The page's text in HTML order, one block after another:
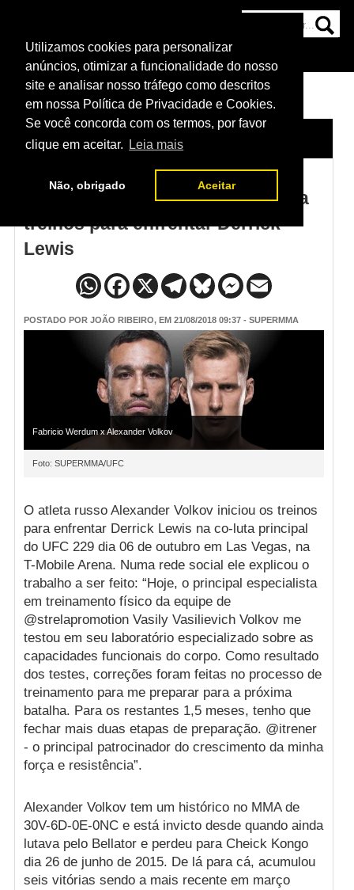
Utilizamos cookies para personalizar
anúncios, otimizar a funcionalidade do nosso
site e analisar nosso tráfego como descritos
em nossa Política de Privacidade e Cookies.
Se você concorda com os termos, por favor
clique em aceitar.
Leia mais
Não, obrigado Aceitar
NOTÍCIAS
HOME NOTÍCIAS
UFC 229: Alexander Volkov inicia
treinos para enfrentar Derrick
Lewis
POSTADO POR JOÃO RIBEIRO, EM 21/08/2018 09:37 - SUPERMMA
Fabricio Werdum x Alexander Volkov
Foto: SUPERMMA/UFC
O atleta russo Alexander Volkov iniciou os treinos
para enfrentar Derrick Lewis na co-luta principal
do UFC 229 dia 06 de outubro em Las Vegas, na
T-Mobile Arena. Numa rede social ele explicou o
trabalho a ser feito: “Hoje, o principal especialista
em treinamento físico da equipe de
@strelapromotion Vasily Vasilievich Volkov me
testou em seu laboratório especializado sobre as
capacidades funcionais do corpo. Como resultado
dos testes, correções foram feitas no processo de
treinamento para me preparar para a próxima
batalha. Para os restantes 1,5 meses, tenho que
fechar mais duas etapas de preparação. @itrener
- o principal patrocinador do crescimento da minha
força e resistência”.
Alexander Volkov tem um histórico no MMA de
30V-6D-0E-0NC e está invicto desde quando ainda
lutava pelo Bellator e perdeu para Cheick Kongo
dia 26 de junho de 2015. De lá para cá, acumulou
seis vitórias sendo a mais recente em março